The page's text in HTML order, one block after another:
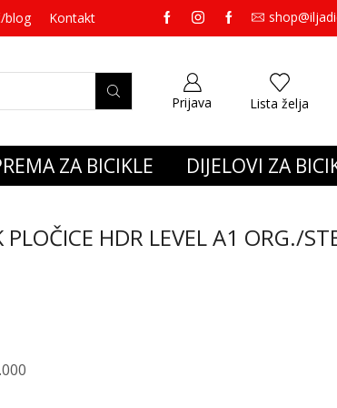
svaku kupnju preko 65,00 eura gratis dostava.
blog Kontakt
Prijava Lista želja
ZA BICIKLE DIJELOVI ZA
PLOČICE HDR LEVEL A1 ORG./